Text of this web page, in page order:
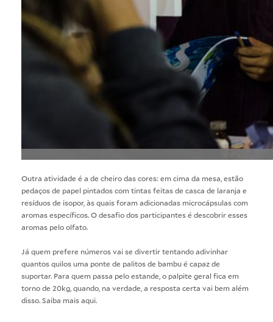
Outra atividade é a de cheiro das cores: em cima da mesa, estão
pedaços de papel pintados com tintas feitas de casca de laranja e
resíduos de isopor, às quais foram adicionadas microcápsulas com
aromas específicos. O desafio dos participantes é descobrir esses
aromas pelo olfato.
Já quem prefere números vai se divertir tentando adivinhar
quantos quilos uma ponte de palitos de bambu é capaz de
suportar. Para quem passa pelo estande, o palpite geral fica em
torno de 20kg, quando, na verdade, a resposta certa vai bem além
disso.Saiba mais aqui.